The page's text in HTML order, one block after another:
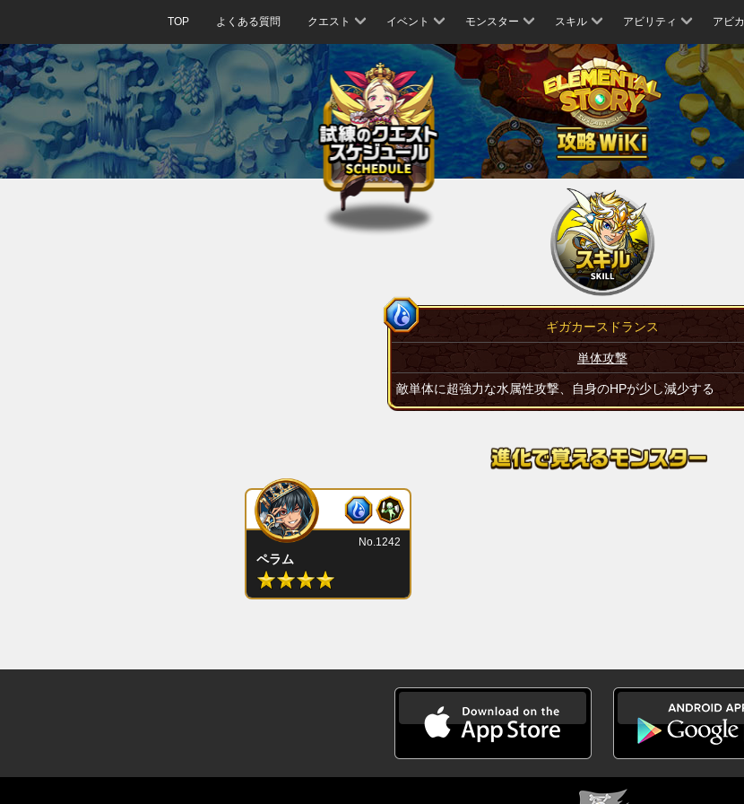
TOP よくある質問 クエスト イベント モンスター スキル アビリティ アビカ
ギガカースドランス
単体攻撃
敵単体に超強力な水属性攻撃、自身のHPが少し減少する
ペラム
No.1242